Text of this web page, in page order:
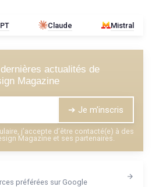
Claude Mistral
actualités de
Magazine
➔ Je m'inscris
j’accepte d’être contacté(e) à des
Magazine et ses partenaires.
préférées sur Google